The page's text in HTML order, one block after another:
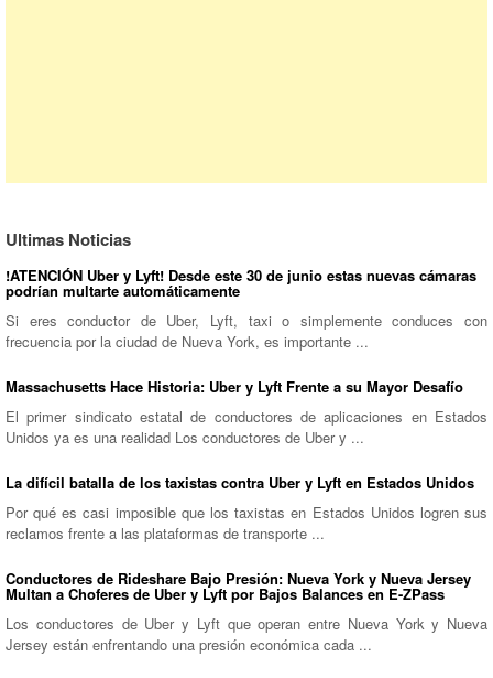
Ultimas Noticias
!ATENCIÓN Uber y Lyft! Desde este 30 de junio estas nuevas cámaras
podrían multarte automáticamente
Si eres conductor de Uber, Lyft, taxi o simplemente conduces con
frecuencia por la ciudad de Nueva York, es importante ...
Massachusetts Hace Historia: Uber y Lyft Frente a su Mayor Desafío
El primer sindicato estatal de conductores de aplicaciones en Estados
Unidos ya es una realidad Los conductores de Uber y ...
La difícil batalla de los taxistas contra Uber y Lyft en Estados Unidos
Por qué es casi imposible que los taxistas en Estados Unidos logren sus
reclamos frente a las plataformas de transporte ...
Conductores de Rideshare Bajo Presión: Nueva York y Nueva Jersey
Multan a Choferes de Uber y Lyft por Bajos Balances en E-ZPass
Los conductores de Uber y Lyft que operan entre Nueva York y Nueva
Jersey están enfrentando una presión económica cada ...